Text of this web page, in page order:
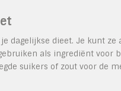
dagelijkse dieet. Je kunt ze
als ingrediënt voor
suikers of zout voor de